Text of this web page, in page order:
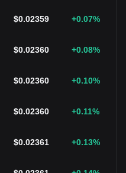
$0.02359 +0.07%
$0.02360 +0.08%
$0.02360 +0.10%
$0.02360 +0.11%
$0.02361 +0.13%